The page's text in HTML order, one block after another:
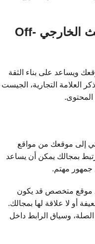
ثانيًا: تحسين محركات البحث الخارجي Off-
ويساعد على بناء الثقة
العلامة التجارية، الجيست
المحتوى.
إلى موقعك من مواقع
بمجالك يمكن أن يساعد
مهتم.
موقع متخصص قد يكون
أو لا علاقة لها بمجالك.
وسياق الرابط داخل